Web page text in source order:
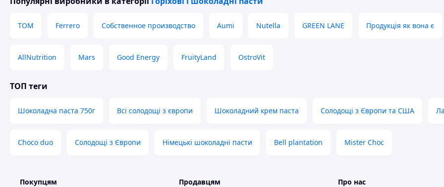
ТОМ Ferrero Собственное производство Aumi Nutella GREEN LANE Продукція як вона є
AllNutrition Mars Good Energy FruityLand OstroVit
ТОП теги
Шоколадна паста 750г Всі солодощі з європи Шоколадний крем паста Солодощі з Європи та США
Choco duo Солодощі з Європи Німецькі шоколадні пасти Bell plantation Mister Choc
Покупцям Продавцям Про нас